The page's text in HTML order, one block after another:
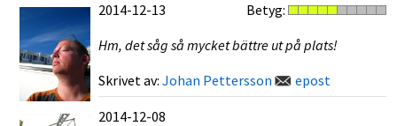
2014-12-13
Betyg:
Hm, det såg så mycket bättre ut på plats!
Skrivet av: Johan Pettersson epost
2014-12-08